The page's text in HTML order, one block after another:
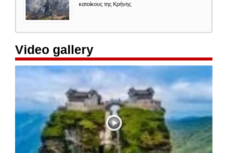
κατοίκους της Κρήνης
Video gallery